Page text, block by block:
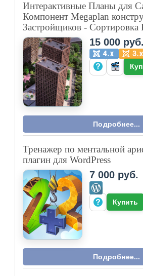
Интерактивные Планы для
Компонент Megaplan
Застройщиков - Сортировка
15 000 руб.
Подробнее...
Тренажер по ментальной
плагин для WordPress
7 000 руб.
Купить
Подробнее...